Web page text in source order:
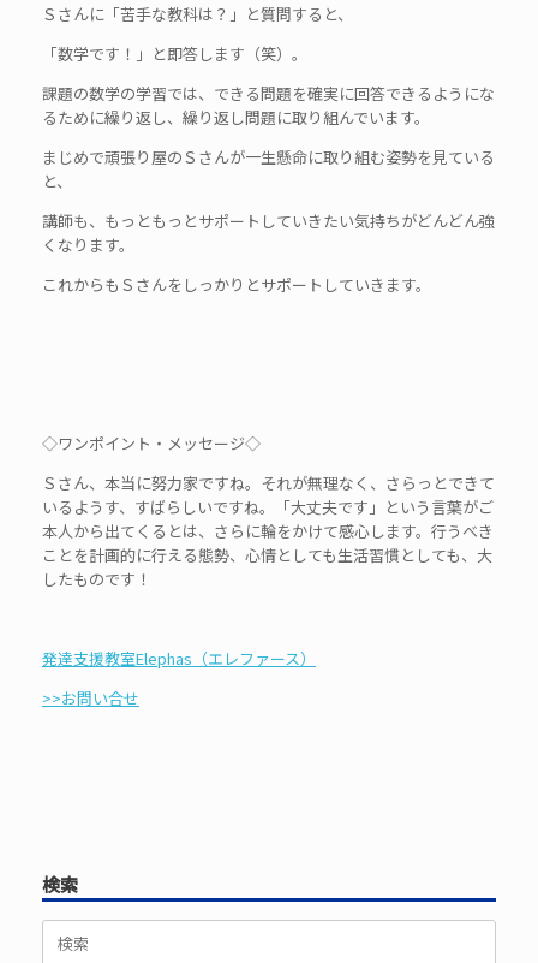
Ｓさんに「苦手な教科は？」と質問すると、
「数学です！」と即答します（笑）。
課題の数学の学習では、できる問題を確実に回答できるようにな
るために繰り返し、繰り返し問題に取り組んでいます。
まじめで頑張り屋のＳさんが一生懸命に取り組む姿勢を見ている
と、
講師も、もっともっとサポートしていきたい気持ちがどんどん強
くなります。
これからもＳさんをしっかりとサポートしていきます。
◇ワンポイント・メッセージ◇
Ｓさん、本当に努力家ですね。それが無理なく、さらっとできて
いるようす、すばらしいですね。「大丈夫です」という言葉がご
本人から出てくるとは、さらに輪をかけて感心します。行うべき
ことを計画的に行える態勢、心情としても生活習慣としても、大
したものです！
発達支援教室Elephas（エレファース）
>>お問い合せ
検索
検